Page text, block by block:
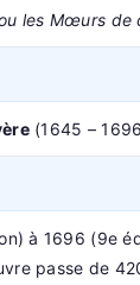
les Mœurs de
(1645 –
à 1696 (9e
passe de